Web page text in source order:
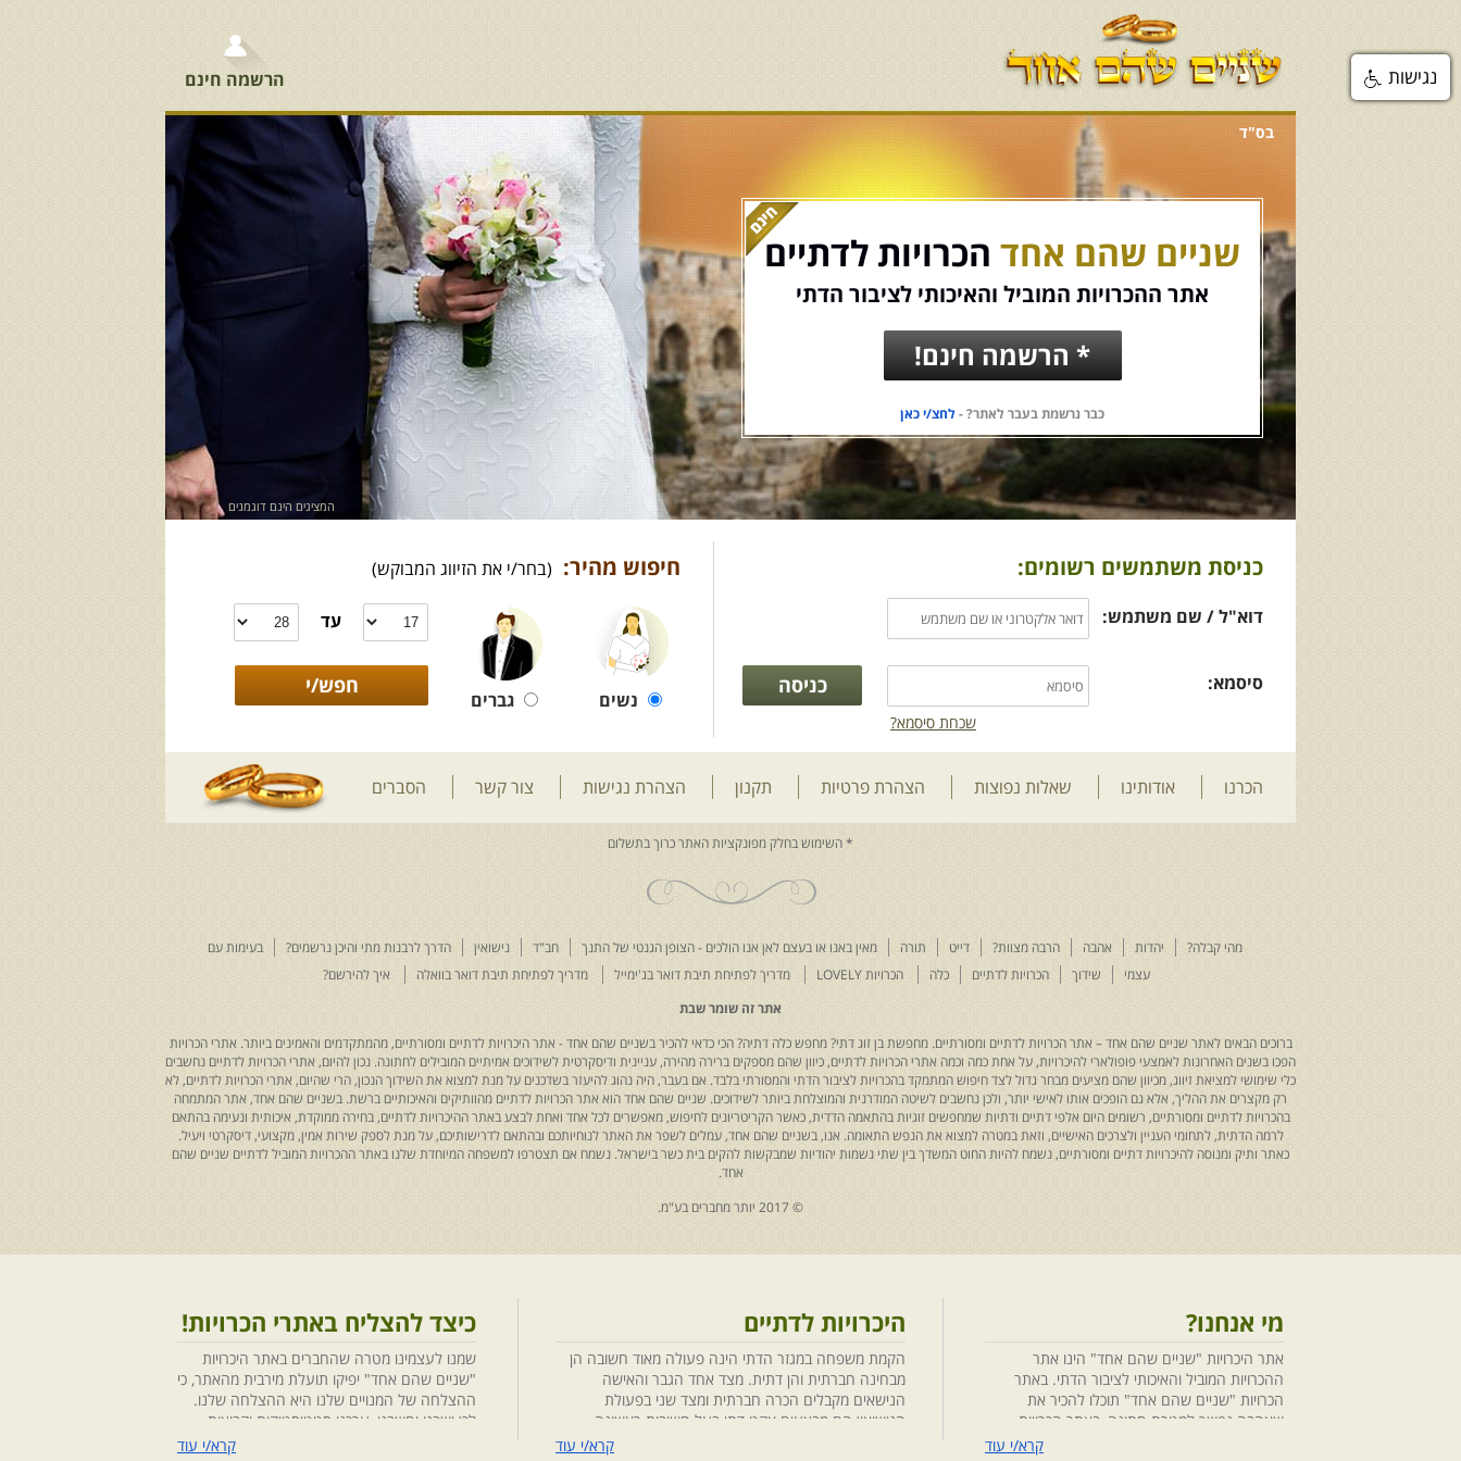
הרשמה חינם
בס"ד
שניים שהם אחד הכרויות לדתיים
אתר ההכרויות המוביל והאיכותי לציבור הדתי
* הרשמה חינם!
כבר נרשמת בעבר לאתר? -לחצ/י כאן
המציגים הינם דוגמנים
כניסת משתמשים רשומים:
דוא"ל / שם משתמש:
סיסמא:
שכחת סיסמא?
חיפוש מהיר: (בחר/י את הזיווג המבוקש)
נשים גברים
עד
הכרנו אודותינו שאלות נפוצות הצהרת פרטיות תקנון הצהרת נגישות צור קשר הסברים
מהי קבלה? יהדות אהבה הרבה מצוות? דייט תורה מאין באנו או בעצם לאן אנו הולכים - הצופן הגנטי של התנך חב"ד נישואין הדרך לרבנות מתי והיכן נרשמים?
בעימות עם
עצמי
שידוך הכרויות לדתיים כלה הכרויות LOVELY מדריך לפתיחת תיבת דואר בג'ימייל מדריך לפתיחת תיבת דואר בוואלה
איך להירשם?
אתר זה שומר שבת
ברוכים הבאים לאתר שניים שהם אחד – אתר הכרויות לדתיים ומסורתיים. מחפשת בן זוג דתי? מחפש כלה דתיה? הכי כדאי להכיר בשניים שהם אחד - אתר היכרויות לדתיים ומסורתיים, מהמתקדמים והאמינים ביותר. אתרי הכרויות
הפכו בשנים האחרונות לאמצעי פופולארי להיכרויות, על אחת כמה וכמה אתרי הכרויות לדתיים, כיוון שהם מספקים ברירה מהירה, עניינית ודיסקרטית לשידוכים אמיתיים המובילים לחתונה. נכון להיום, אתרי הכרויות לדתיים נחשבים
כלי שימושי למציאת זיווג, מכיוון שהם מציעים מבחר גדול לצד חיפוש המתמקד בהכרויות לציבור הדתי והמסורתי בלבד. אם בעבר, היה נהוג להיעזר בשדכנים על מנת למצוא את השידוך הנכון, הרי שהיום, אתרי הכרויות לדתיים, לא
רק מקצרים את ההליך, אלא גם הופכים אותו לאישי יותר, ולכן נחשבים לשיטה המודרנית והמוצלחת ביותר לשידוכים. שניים שהם אחד הוא אתר הכרויות לדתיים מהוותיקים והאיכותיים ברשת. בשניים שהם אחד, אתר המתמחה
בהכרויות לדתיים ומסורתיים, רשומים היום אלפי דתיים ודתיות שמחפשים זוגיות בהתאמה הדדית, כאשר הקריטריונים לחיפוש, מאפשרים לכל אחד ואחת לבצע באתר ההיכרויות לדתיים, בחירה ממוקדת, איכותית ונעימה בהתאם
לרמה הדתית, לתחומי העניין ולצרכים האישיים, וזאת במטרה למצוא את הנפש התאומה. אנו, בשניים שהם אחד, עמלים לשפר את האתר לנוחיותכם ובהתאם לדרישותיכם, על מנת לספק שירות אמין, מקצועי, דיסקרטי ויעיל.
כאתר ותיק ומנוסה להיכרויות דתיים ומסורתיים, נשמח להיות החוט המשדך בין שתי נשמות יהודיות שמבקשות להקים בית כשר בישראל. נשמח אם תצטרפו למשפחה המיוחדת שלנו באתר ההכרויות המוביל לדתיים שניים שהם
אחד.
© 2017 יותר מחברים בע"מ.
מי אנחנו?
אתר היכרויות "שניים שהם אחד" הינו אתר
ההכרויות המוביל והאיכותי לציבור הדתי. באתר
הכרויות "שניים שהם אחד" תוכלו להכיר את
שאהבה נפשך למטרת חתונה, באתר הכרויות
"שניים שהם אחד" הושקעו מחשבה ומאמציםקרא/י עוד
היכרויות לדתיים
הקמת משפחה במגזר הדתי הינה פעולה מאוד חשובה הן
מבחינה חברתית והן דתית. מצד אחד הגבר והאישה
הנישאים מקבלים הכרה חברתית ומצד שני בפעולת
הנישואין הם מבצעים אקט דתי בעל חשיבות ראשונה
במעלה. חשוב לציין בהקשר זה שגם הגורמים למפגשקרא/י עוד
כיצד להצליח באתרי הכרויות!
שמנו לעצמינו מטרה שהחברים באתר היכרויות
"שניים שהם אחד" יפיקו תועלת מירבית מהאתר, כי
ההצלחה של המנויים שלנו היא ההצלחה שלנו.
לכן ישבנו וחשבנו ,ערכנו סטטיסטיקות וקבוצות
מיקוד, בחנו התנהגויות ומגמות והמסקנה החדקרא/י עוד
נגישות